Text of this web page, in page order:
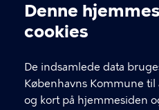
Denne
cookies
De indsamlede data
Københavns Kommune
og kort på hjemmesiden
Kontakt Københavns
T
fFind andre kontakter
CVR-nummer64942212